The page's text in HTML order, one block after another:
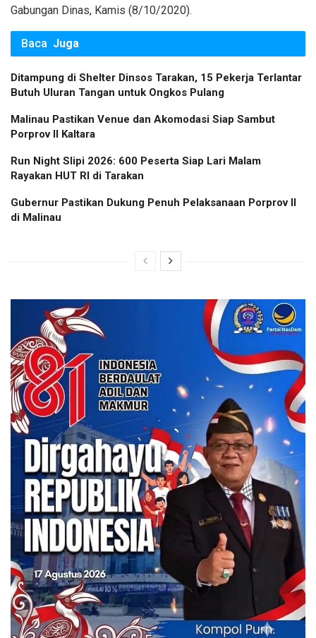
Gabungan Dinas, Kamis (8/10/2020).
Baca Juga
Ditampung di Shelter Dinsos Tarakan, 15 Pekerja Terlantar
Butuh Uluran Tangan untuk Ongkos Pulang
Malinau Pastikan Venue dan Akomodasi Siap Sambut
Porprov II Kaltara
Run Night Slipi 2026: 600 Peserta Siap Lari Malam
Rayakan HUT RI di Tarakan
Gubernur Pastikan Dukung Penuh Pelaksanaan Porprov II
di Malinau